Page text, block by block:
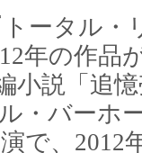
ータル・
年の作品
小説「追
・バーホ
で、2012